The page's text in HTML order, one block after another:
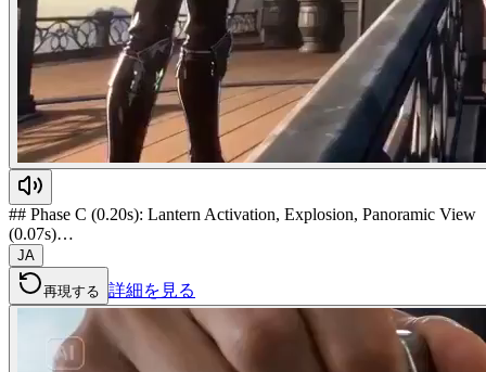
## Phase C (0.20s): Lantern Activation, Explosion, Panoramic View
(0.07s)…
JA
再現する 詳細を見る